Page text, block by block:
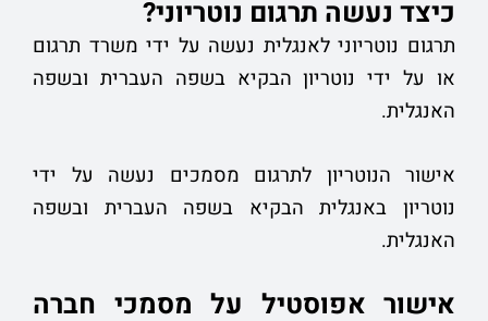
כיצד נעשה תרגום נוטריוני?
תרגום נוטריוני לאנגלית נעשה על ידי משרד תרגום
או על ידי נוטריון הבקיא בשפה העברית ובשפה
האנגלית.
אישור הנוטריון לתרגום מסמכים נעשה על ידי
נוטריון באנגלית הבקיא בשפה העברית ובשפה
האנגלית.
אישור אפוסטיל על מסמכי חברה